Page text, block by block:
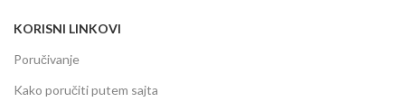
KORISNI LINKOVI
Poručivanje
Kako poručiti putem sajta